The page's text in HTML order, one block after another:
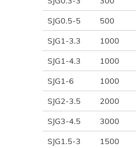
SJG0.5-5 500
SJG1-3.3 1000
SJG1-4.3 1000
SJG1-6 1000
SJG2-3.5 2000
SJG3-4.5 3000
SJG1.5-3 1500